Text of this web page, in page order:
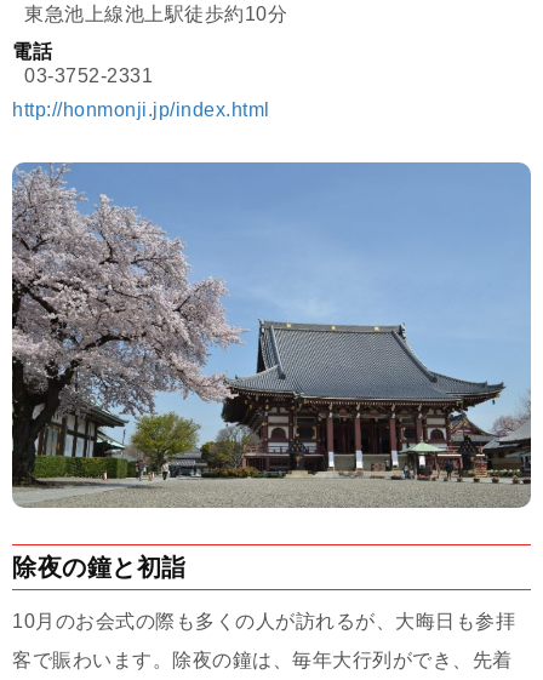
東急池上線池上駅徒歩約10分
電話
03-3752-2331
http://honmonji.jp/index.html
除夜の鐘と初詣
10月のお会式の際も多くの人が訪れるが、大晦日も参拝
客で賑わいます。除夜の鐘は、毎年大行列ができ、先着